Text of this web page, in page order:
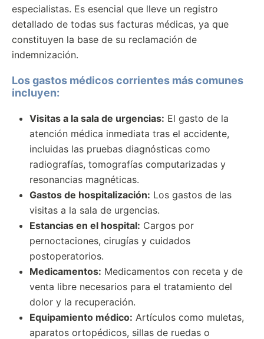
especialistas. Es esencial que lleve un registro
detallado de todas sus facturas médicas, ya que
constituyen la base de su reclamación de
indemnización.
Los gastos médicos corrientes más comunes
incluyen:
Visitas a la sala de urgencias: El gasto de la
atención médica inmediata tras el accidente,
incluidas las pruebas diagnósticas como
radiografías, tomografías computarizadas y
resonancias magnéticas.
Gastos de hospitalización: Los gastos de las
visitas a la sala de urgencias.
Estancias en el hospital: Cargos por
pernoctaciones, cirugías y cuidados
postoperatorios.
Medicamentos: Medicamentos con receta y de
venta libre necesarios para el tratamiento del
dolor y la recuperación.
Equipamiento médico: Artículos como muletas,
aparatos ortopédicos, sillas de ruedas o